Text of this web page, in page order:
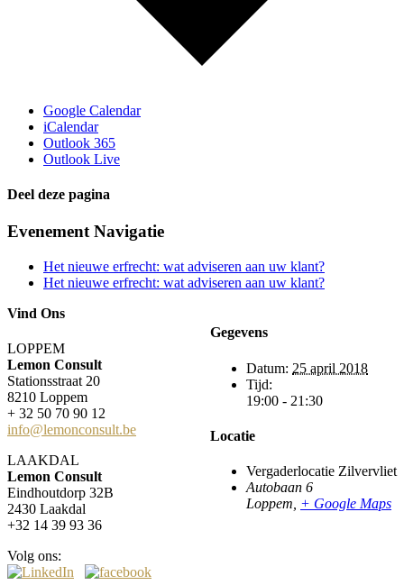
Google Calendar
iCalendar
Outlook 365
Outlook Live
Deel deze pagina
Facebook
X
LinkedIn
E-
Evenement Navigatie
Het nieuwe erfrecht: wat adviseren aan uw klant?
Het nieuwe erfrecht: wat adviseren aan uw klant?
Gegevens
Datum: 25 april 2018
Tijd:
19:00 - 21:30
Locatie
Vergaderlocatie Zilvervliet
Autobaan 6
Loppem + Google Maps
Vind Ons
LOPPEM
Lemon Consult
Stationsstraat 20
8210 Loppem
+ 32 50 70 90 12
info@lemonconsult.be
LAAKDAL
Lemon Consult
Eindhoutdorp 32B
2430 Laakdal
+32 14 39 93 36
Volg ons: